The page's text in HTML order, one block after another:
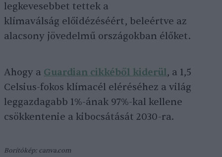
legkevesebbet tettek a
klímaválság előidézéséért, beleértve az
alacsony jövedelmű országokban élőket.
Ahogy a Guardian cikkéből kiderül, a 1,5
Celsius-fokos klímacél eléréséhez a világ
leggazdagabb 1%-ának 97%-kal kellene
csökkentenie a kibocsátását 2030-ra.
Borítókép: canva.com